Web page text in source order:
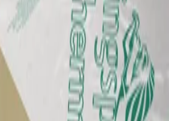
till platt tak
och betongbjälklag